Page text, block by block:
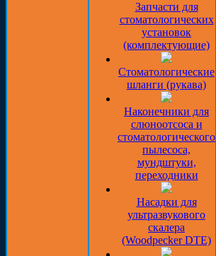
Запчасти для
стоматологических
установок
(комплектующие)
Стоматологические
шланги (рукава)
Наконечники для
слюноотсоса и
стоматологического
пылесоса,
мундштуки,
переходники
Насадки для
ультразвукового
скалера
(Woodpecker DTE)